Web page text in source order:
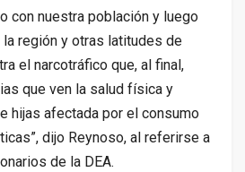
con nuestra población y luego
región y otras latitudes de
el narcotráfico que, al final,
que ven la salud física y
hijas afectada por el consumo
dijo Reynoso, al referirse a
de la DEA.